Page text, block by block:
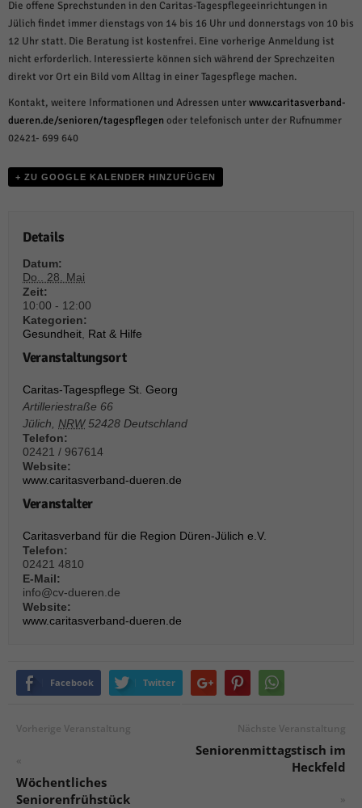
Die offene Sprechstunden in den Caritas-Tagespflegeeinrichtungen in
Jülich findet immer dienstags von 14 bis 16 Uhr und donnerstags von 10 bis
12 Uhr statt. Die Beratung ist kostenfrei. Eine vorherige Anmeldung ist
nicht erforderlich. Interessierte können sich während der Sprechzeiten
direkt vor Ort ein Bild vom Alltag in einer Tagespflege machen.
Kontakt, weitere Informationen und Adressen unterwww.caritasverband-
dueren.de/senioren/tagespflegenoder telefonisch unter der Rufnummer
02421- 699 640
+ ZU GOOGLE KALENDER HINZUFÜGEN
Details
Datum:
Do.. 28. Mai
Zeit:
10:00 - 12:00
Kategorien:
Gesundheit, Rat & Hilfe
Veranstaltungsort
Caritas-Tagespflege St. Georg
Artilleriestraße 66
Jülich, NRW 52428 Deutschland
Telefon:
02421 / 967614
Website:
www.caritasverband-dueren.de
Veranstalter
Caritasverband für die Region Düren-Jülich e.V.
Telefon:
02421 4810
E-Mail:
info@cv-dueren.de
Website:
www.caritasverband-dueren.de
Facebook Twitter
Vorherige Veranstaltung
«
Wöchentliches
Seniorenfrühstück
Nächste Veranstaltung
Seniorenmittagstisch im
Heckfeld
»
auswählen.
Alle akzeptieren Speichern und weiter
Zurück
Datenschutzeinstellungen
Essenziell (1)
Essenzielle Cookies ermöglichen grundlegende Funktionen und sind für die
Cookie-Informationen anzeigen
Statistik Cookies erfassen Informationen anonym. Diese Informationen helfen
Marketing (1)
Marketing-Cookies werden von Drittanbietern oder Publishern verwendet,
um personalisierte Werbung anzuzeigen. Sie tun dies, indem sie Besucher
über Websites hinweg verfolgen.
Cookie-Informationen anzeigen
Externe Medien (6)
Inhalte von Videoplattformen und Social-Media-Plattformen werden
standardmäßig blockiert. Wenn Cookies von externen Medien akzeptiert
werden, bedarf der Zugriff auf diese Inhalte keiner manuellen Einwilligung
mehr.
powered by Borlabs Cookie Datenschutzerklärung